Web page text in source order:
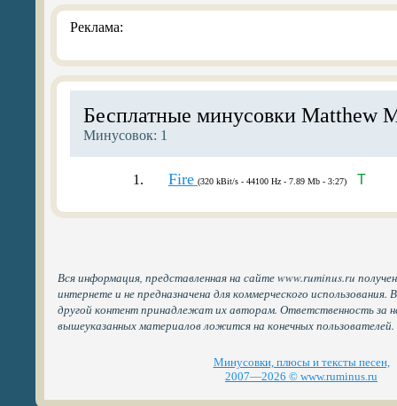
Реклама:
Бесплатные минусовки Matthew
Минусовок: 1
1. Fire (320 kBit/s - 44100 Hz - 7.89 Mb - 3:27) T
Вся информация, представленная на сайте www.ruminus.ru
интернете и не предназначена для коммерческого
другой контент принадлежат их авторам. Ответственность за
вышеуказанных материалов ложится на конечных пользователей.
Минусовки, плюсы и тексты песен,
2007—2026 © www.ruminus.ru